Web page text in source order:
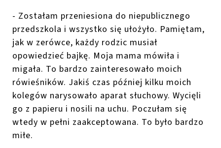
- Zostałam przeniesiona do niepublicznego
przedszkola i wszystko się ułożyło. Pamiętam,
jak w zerówce, każdy rodzic musiał
opowiedzieć bajkę. Moja mama mówiła i
migała. To bardzo zainteresowało moich
rówieśników. Jakiś czas później kilku moich
kolegów narysowało aparat słuchowy. Wycięli
go z papieru i nosili na uchu. Poczułam się
wtedy w pełni zaakceptowana. To było bardzo
miłe.